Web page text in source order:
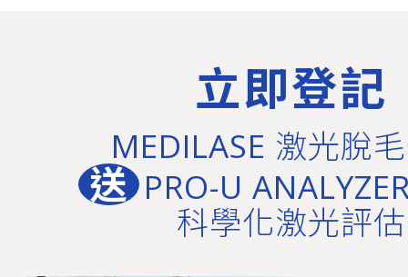
立即登記
MEDILASE 激光脫
送 PRO-U
科學化激光評估